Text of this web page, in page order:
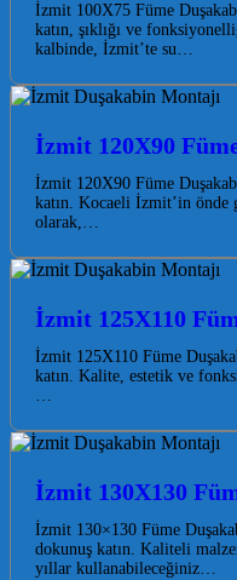
İzmit 100X75 Füme
katın, şıklığı ve
kalbinde, İzmit’te su…
İzmit 120X90
İzmit 120X90 Füme
katın. Kocaeli İzmit’in önde
olarak,…
İzmit 125X110
İzmit 125X110 Füme
katın. Kalite, estetik ve
…
İzmit 130X130
İzmit 130×130 Füme
dokunuş katın. Kaliteli
yıllar kullanabileceğiniz…